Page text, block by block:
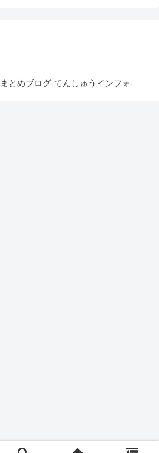
とめブログ-てんしゅうインフォ-.